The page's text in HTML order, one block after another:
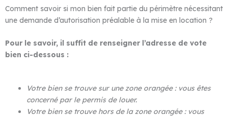
Comment savoir si mon bien fait partie du périmètre nécessitant
une demande d’autorisation préalable à la mise en location ?
Pour le savoir, il suffit de renseigner l’adresse de vote
bien ci-dessous :
Votre bien se trouve sur une zone orangée : vous êtes
concerné par le permis de louer.
Votre bien se trouve hors de la zone orangée : vous